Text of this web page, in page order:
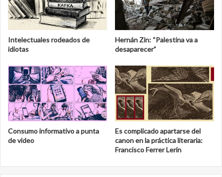
Intelectuales rodeados de
idiotas
Hernán Zin: “Palestina va a
desaparecer”
Consumo informativo a punta
de video
Es complicado apartarse del
canon en la práctica literaria:
Francisco Ferrer Lerín